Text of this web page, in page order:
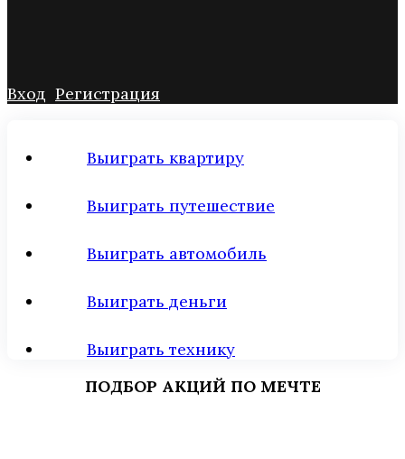
Вход Регистрация
Выиграть квартиру
Выиграть путешествие
Выиграть автомобиль
Выиграть деньги
Выиграть технику
ПОДБОР АКЦИЙ ПО МЕЧТЕ